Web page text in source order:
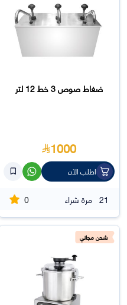
ضغاط صوص 3 خط 12 لتر
1000
اطلب الآن
21 مرة شراء 0
شحن مجاني